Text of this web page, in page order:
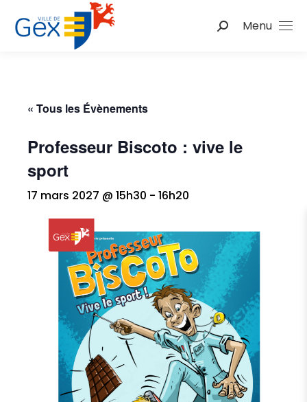
Menu
Recherche
« Tous les Évènements
Professeur Biscoto : vive le
sport
17 mars 2027 @ 15h30 - 16h20